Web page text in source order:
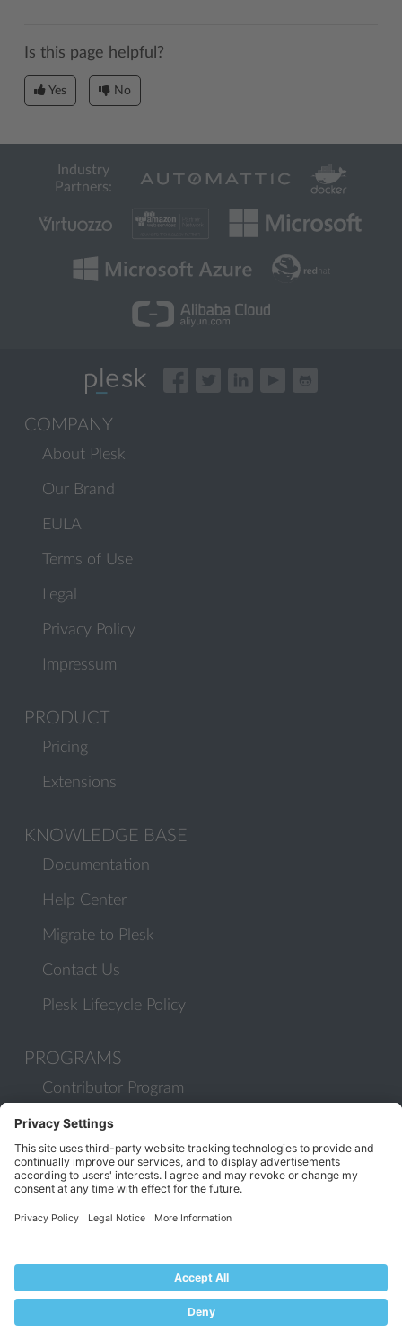
Is this page helpful?
Yes No
Industry
Partners:
COMPANY
About Plesk
Our Brand
EULA
Terms of Use
Legal
Privacy Policy
Impressum
PRODUCT
Pricing
Extensions
KNOWLEDGE BASE
Documentation
Help Center
Migrate to Plesk
Contact Us
Plesk Lifecycle Policy
PROGRAMS
Contributor Program
Partner Program
COMMUNITY